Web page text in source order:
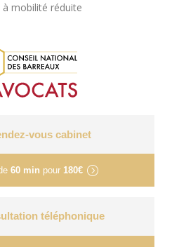
à mobilité réduite
vous cabinet
60 min pour 180€
téléphonique